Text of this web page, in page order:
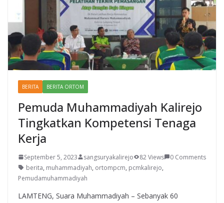
BERITA BERITA ORTOM
Pemuda Muhammadiyah Kalirejo
Tingkatkan Kompetensi Tenaga
Kerja
September 5, 2023 sangsuryakalirejo 82 Views
0 Comments
berita, muhammadiyah, ortompcm, pcmkalirejo,
Pemudamuhammadiyah
LAMTENG, Suara Muhammadiyah – Sebanyak 60